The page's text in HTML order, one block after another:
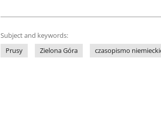
Subject and keywords:
Prusy
Zielona Góra czasopismo